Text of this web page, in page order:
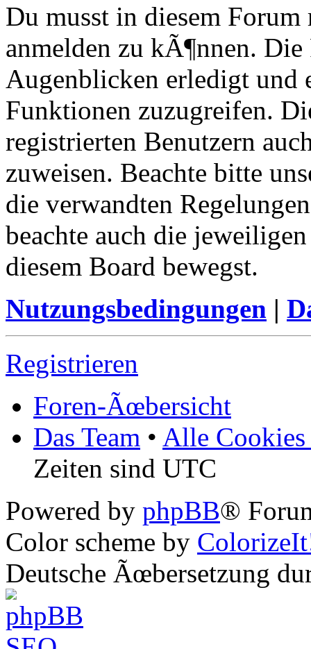
Du musst in diesem
anmelden zu kÃ¶nnen.
Augenblicken erledigt und
Funktionen zuzugreifen.
registrierten Benutzern
zuweisen. Beachte bitte
die verwandten
beachte auch die
diesem Board bewegst.
Nutzungsbedingungen |
Registrieren
Foren-Ãœbersicht
Das Team • Alle Cookies
Zeiten sind UTC
Powered by phpBB®
Color scheme by
Deutsche Ãœbersetzung